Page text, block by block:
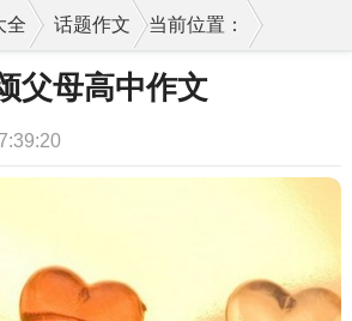
当前位置：
全 话题作文
父母高中作文